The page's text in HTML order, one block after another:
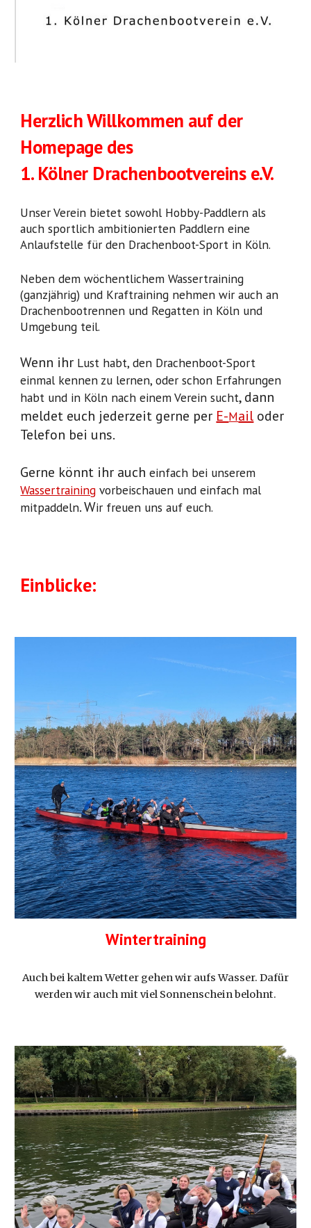
Herzlich Willkommen auf der
Homepage des
1. Kölner Drachenbootvereins e.V.
Unser Verein bietet sowohl Hobby-Paddlern als
auch sportlich ambitionierten Paddlern eine
Anlaufstelle für den Drachenboot-Sport in Köln.
Neben dem wöchentlichem Wassertraining
(ganzjährig) und Kraftraining nehmen wir auch an
Drachenbootrennen und Regatten in Köln und
Umgebung teil.
Wenn ihr Lust habt, den Drachenboot-Sport
einmal kennen zu lernen, oder schon Erfahrungen
habt und in Köln nach einem Verein sucht, dann
meldet euch jederzeit gerne per E-Mail oder
Telefon bei uns.
Gerne könnt ihr aucheinfach bei unserem
Wassertraining vorbeischauen und einfach mal
mitpaddeln. Wir freuen uns auf euch.
Einblicke:
Wintertraining
Auch bei kaltem Wetter gehen wir aufs Wasser. Dafür
werden wir auch mit viel Sonnenschein belohnt.